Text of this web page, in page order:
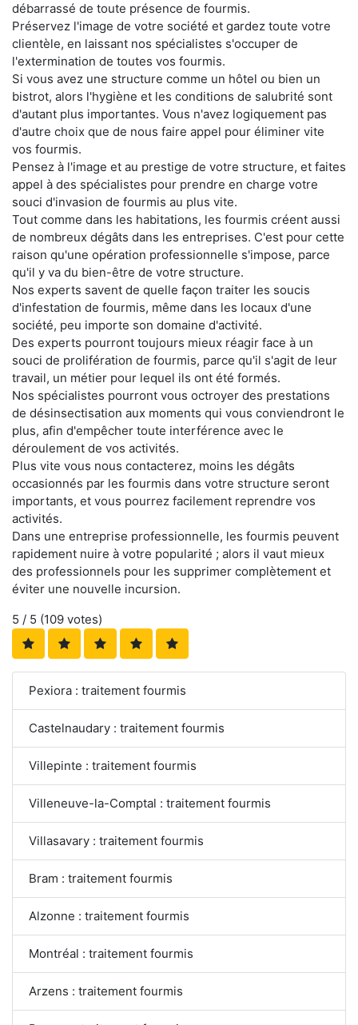
débarrassé de toute présence de fourmis.
Préservez l'image de votre société et gardez toute votre
clientèle, en laissant nos spécialistes s'occuper de
l'extermination de toutes vos fourmis.
Si vous avez une structure comme un hôtel ou bien un
bistrot, alors l'hygiène et les conditions de salubrité sont
d'autant plus importantes. Vous n'avez logiquement pas
d'autre choix que de nous faire appel pour éliminer vite
vos fourmis.
Pensez à l'image et au prestige de votre structure, et faites
appel à des spécialistes pour prendre en charge votre
souci d'invasion de fourmis au plus vite.
Tout comme dans les habitations, les fourmis créent aussi
de nombreux dégâts dans les entreprises. C'est pour cette
raison qu'une opération professionnelle s'impose, parce
qu'il y va du bien-être de votre structure.
Nos experts savent de quelle façon traiter les soucis
d'infestation de fourmis, même dans les locaux d'une
société, peu importe son domaine d'activité.
Des experts pourront toujours mieux réagir face à un
souci de prolifération de fourmis, parce qu'il s'agit de leur
travail, un métier pour lequel ils ont été formés.
Nos spécialistes pourront vous octroyer des prestations
de désinsectisation aux moments qui vous conviendront le
plus, afin d'empêcher toute interférence avec le
déroulement de vos activités.
Plus vite vous nous contacterez, moins les dégâts
occasionnés par les fourmis dans votre structure seront
importants, et vous pourrez facilement reprendre vos
activités.
Dans une entreprise professionnelle, les fourmis peuvent
rapidement nuire à votre popularité ; alors il vaut mieux
des professionnels pour les supprimer complètement et
éviter une nouvelle incursion.
5 / 5 (109 votes)
Pexiora : traitement fourmis
Castelnaudary : traitement fourmis
Villepinte : traitement fourmis
Villeneuve-la-Comptal : traitement fourmis
Villasavary : traitement fourmis
Bram : traitement fourmis
Alzonne : traitement fourmis
Montréal : traitement fourmis
Arzens : traitement fourmis